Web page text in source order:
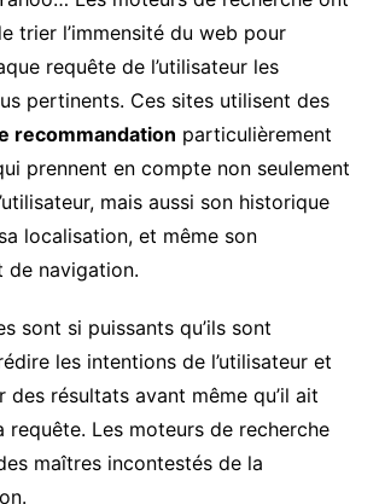
trier l’immensité du web pour
requête de l’utilisateur les
pertinents. Ces sites utilisent des
recommandation particulièrement
prennent en compte non seulement
mais aussi son historique
localisation, et même son
de navigation.
sont si puissants qu’ils sont
les intentions de l’utilisateur et
des résultats avant même qu’il ait
requête. Les moteurs de recherche
maîtres incontestés de la